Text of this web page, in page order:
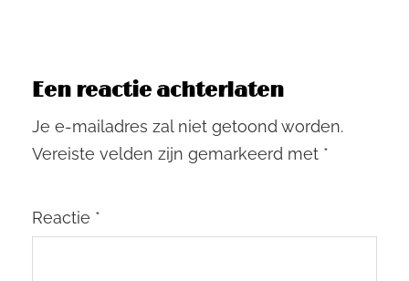
Een reactie achterlaten
Je e-mailadres zal niet getoond worden.
Vereiste velden zijn gemarkeerd met *
Reactie *